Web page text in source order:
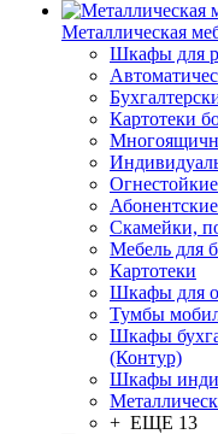
Металлическая
Шкафы для
Картотеки
Скамейки,
Мебель для
Картотеки
Шкафы для
Тумбы
Шкафы
(Контур)
Шкафы
+ ЕЩЕ 13